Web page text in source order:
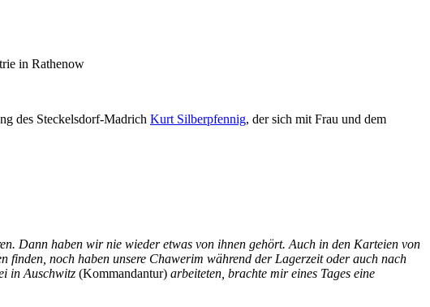
in Rathenow
des Steckelsdorf-Madrich Kurt Silberpfennig, der sich mit Frau und dem
Dann haben wir nie wieder etwas von ihnen gehört. Auch in den Karteien von
finden, noch haben unsere Chawerim während der Lagerzeit oder auch nach
in Auschwitz (Kommandantur) arbeiteten, brachte mir eines Tages eine